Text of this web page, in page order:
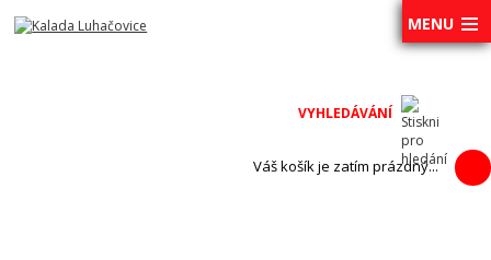
MENU
Váš košík je zatím prázdný...